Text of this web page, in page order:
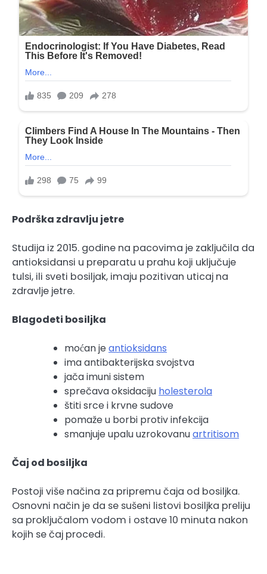
Podrška zdravlju jetre
Studija iz 2015. godine na pacovima je zaključila da
antioksidansi u preparatu u prahu koji uključuje
tulsi, ili sveti bosiljak, imaju pozitivan uticaj na
zdravlje jetre.
Blagodeti bosiljka
moćan jeantioksidans
ima antibakterijska svojstva
jača imuni sistem
sprečava oksidaciju holesterola
štiti srce i krvne sudove
pomaže u borbi protiv infekcija
smanjuje upalu uzrokovanuartritisom
Čaj od bosiljka
Postoji više načina za pripremu čaja od bosiljka.
Osnovni način je da se sušeni listovi bosiljka preliju
sa proključalom vodom i ostave 10 minuta nakon
kojih se čaj procedi.